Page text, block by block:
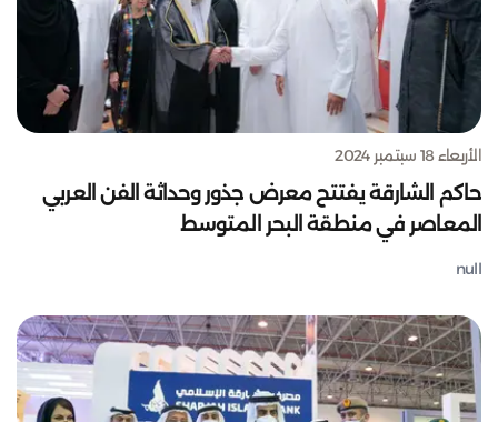
الأربعاء 18 سبتمبر 2024
حاكم الشارقة يفتتح معرض جذور وحداثة الفن العربي
المعاصر في منطقة البحر المتوسط
null